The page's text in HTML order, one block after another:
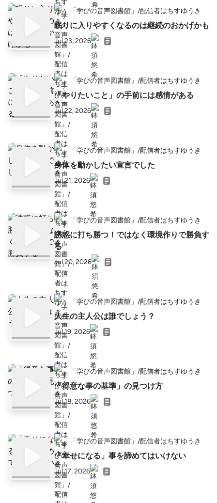
「学びの音声図書館」/配信者はちすゆうき
眠りに入りやすくなるのは継続のおかげかも
Jul 23, 2026
「学びの音声図書館」/配信者はちすゆうき
「やりたいこと」の手前には感情がある
Jul 22, 2026
「学びの音声図書館」/配信者はちすゆうき
身体を動かしたい宣言でした
Jul 21, 2026
「学びの音声図書館」/配信者はちすゆうき
誘惑に打ち勝つ！ではなく環境作りで勝負す
る
Jul 20, 2026
「学びの音声図書館」/配信者はちすゆうき
人生の主人公は誰でしょう？
Jul 19, 2026
「学びの音声図書館」/配信者はちすゆうき
「得意な事の基準」の見つけ方
Jul 18, 2026
「学びの音声図書館」/配信者はちすゆうき
「幸せになる」事を諦めてはいけない
Jul 17, 2026